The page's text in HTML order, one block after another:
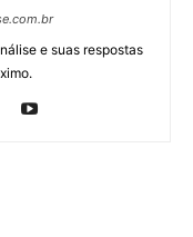
e suas respostas